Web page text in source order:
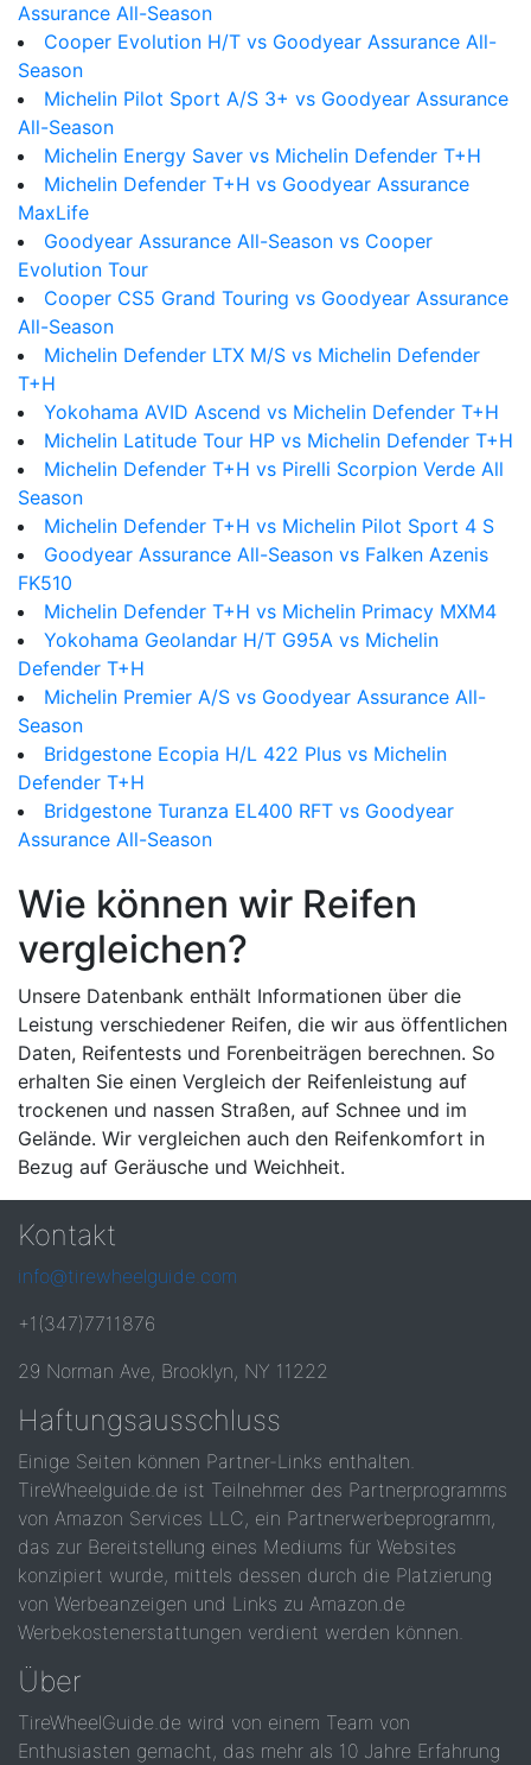
Assurance All-Season
Cooper Evolution H/T vs Goodyear Assurance All-
Season
Michelin Pilot Sport A/S 3+ vs Goodyear Assurance
All-Season
Michelin Energy Saver vs Michelin Defender T+H
Michelin Defender T+H vs Goodyear Assurance
MaxLife
Goodyear Assurance All-Season vs Cooper
Evolution Tour
Cooper CS5 Grand Touring vs Goodyear Assurance
All-Season
Michelin Defender LTX M/S vs Michelin Defender
T+H
Yokohama AVID Ascend vs Michelin Defender T+H
Michelin Latitude Tour HP vs Michelin Defender T+H
Michelin Defender T+H vs Pirelli Scorpion Verde All
Season
Michelin Defender T+H vs Michelin Pilot Sport 4 S
Goodyear Assurance All-Season vs Falken Azenis
FK510
Michelin Defender T+H vs Michelin Primacy MXM4
Yokohama Geolandar H/T G95A vs Michelin
Defender T+H
Michelin Premier A/S vs Goodyear Assurance All-
Season
Bridgestone Ecopia H/L 422 Plus vs Michelin
Defender T+H
Bridgestone Turanza EL400 RFT vs Goodyear
Assurance All-Season
Wie können wir Reifen
vergleichen?
Unsere Datenbank enthält Informationen über die
Leistung verschiedener Reifen, die wir aus öffentlichen
Daten, Reifentests und Forenbeiträgen berechnen. So
erhalten Sie einen Vergleich der Reifenleistung auf
trockenen und nassen Straßen, auf Schnee und im
Gelände. Wir vergleichen auch den Reifenkomfort in
Bezug auf Geräusche und Weichheit.
Kontakt
info@tirewheelguide.com
+1(347)7711876
29 Norman Ave, Brooklyn, NY 11222
Haftungsausschluss
Einige Seiten können Partner-Links enthalten.
TireWheelguide.de ist Teilnehmer des Partnerprogramms
von Amazon Services LLC, ein Partnerwerbeprogramm,
das zur Bereitstellung eines Mediums für Websites
konzipiert wurde, mittels dessen durch die Platzierung
von Werbeanzeigen und Links zu Amazon.de
Werbekostenerstattungen verdient werden können.
Über
TireWheelGuide.de wird von einem Team von
Enthusiasten gemacht, das mehr als 10 Jahre Erfahrung